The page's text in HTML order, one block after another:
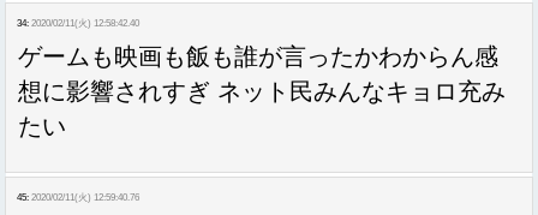
34: 2020/02/11(火) 12:58:42.40
ゲームも映画も飯も誰が言ったかわからん感
想に影響されすぎ ネット民みんなキョロ充み
たい
45: 2020/02/11(火) 12:59:40.76